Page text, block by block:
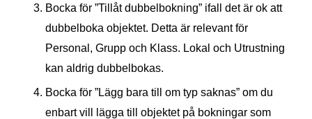
Bocka för ”Tillåt dubbelbokning” ifall det är ok att
dubbelboka objektet. Detta är relevant för
Personal, Grupp och Klass. Lokal och Utrustning
kan aldrig dubbelbokas.
Bocka för ”Lägg bara till om typ saknas” om du
enbart vill lägga till objektet på bokningar som